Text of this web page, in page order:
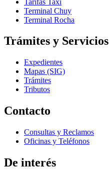
Terminal Chuy
Terminal Rocha
Trámites y Servicios
Expedientes
Mapas (SIG)
Trámites
Tributos
Contacto
Consultas y Reclamos
Oficinas y Teléfonos
De interés